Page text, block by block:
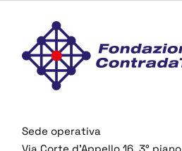
Sede operativa